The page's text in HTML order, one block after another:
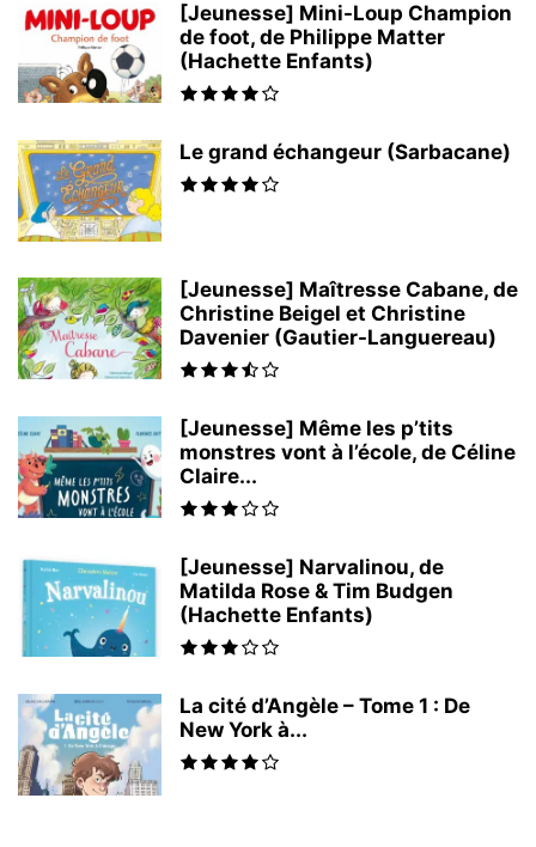
[Jeunesse] Mini-Loup Champion
de foot, de Philippe Matter
(Hachette Enfants)
Le grand échangeur (Sarbacane)
[Jeunesse] Maîtresse Cabane, de
Christine Beigel et Christine
Davenier (Gautier-Languereau)
[Jeunesse] Même les p’tits
monstres vont à l’école, de Céline
Claire...
[Jeunesse] Narvalinou, de
Matilda Rose & Tim Budgen
(Hachette Enfants)
La cité d’Angèle – Tome 1 : De
New York à...